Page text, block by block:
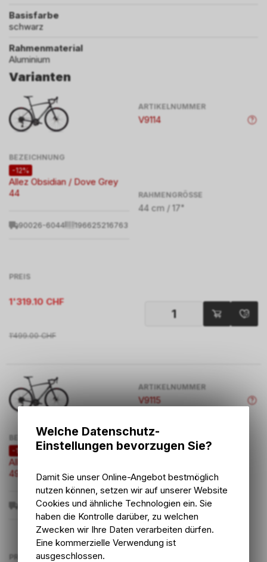
Basisfarbe
schwarz
Rahmenmaterial
Aluminium
Varianten
ARTIKELNUMMER
V9114
BEZEICHNUNG
-12%
Allez Obsidian / Dove Grey
44
90026-6044 196625216763
RAHMENGRÖSSE
44 cm / 17"
PREIS
1'319.10 CHF
1'499.00 CHF
ARTIKELNUMMER
V9115
BEZEICHNUNG
-12%
Allez Obsidian / Dove Grey
49
90026-6049 196625217050
RAHMENGRÖSSE
49 cm / 19"
PREIS
Welche Datenschutz-
Einstellungen bevorzugen Sie?
Damit Sie unser Online-Angebot bestmöglich
nutzen können, setzen wir auf unserer Website
Cookies und ähnliche Technologien ein. Sie
haben die Kontrolle darüber, zu welchen
Zwecken wir Ihre Daten verarbeiten dürfen.
Eine kommerzielle Verwendung ist
ausgeschlossen.